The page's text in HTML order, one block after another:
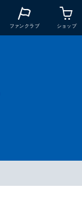
ファンクラブ ショップ